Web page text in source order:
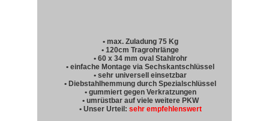
• max. Zuladung 75 Kg
• 120cm Tragrohrlänge
• 60 x 34 mm oval Stahlrohr
• einfache Montage via Sechskantschlüssel
• sehr universell einsetzbar
• Diebstahlhemmung durch Spezialschlüssel
• gummiert gegen Verkratzungen
• umrüstbar auf viele weitere PKW
• Unser Urteil: sehr empfehlenswert